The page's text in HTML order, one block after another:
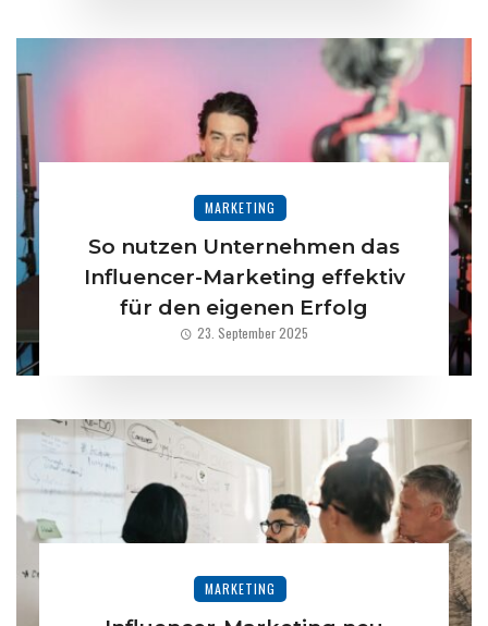
MARKETING
So nutzen Unternehmen das
Influencer-Marketing effektiv
für den eigenen Erfolg
23. September 2025
MARKETING